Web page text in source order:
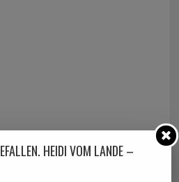
HEIDI VOM LANDE –